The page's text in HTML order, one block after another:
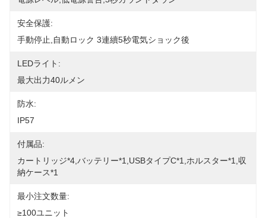
安全保護:
手動停止,自動ロック 3連續5秒電気ショック後
LEDライト:
最大出力40ルメン
防水:
IP57
付属品:
カートリッジ*4,バッテリー*1,USBタイプC*1,ホルスター*1,収
納ケース*1
最小注文数量:
≥100ユニット